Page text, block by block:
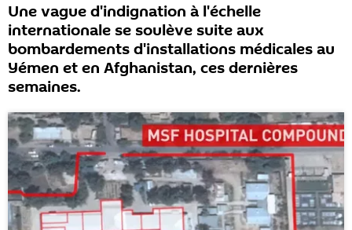
Une vague d'indignation à l'échelle
internationale se soulève suite aux
bombardements d'installations médicales au
Yémen et en Afghanistan, ces dernières
semaines.